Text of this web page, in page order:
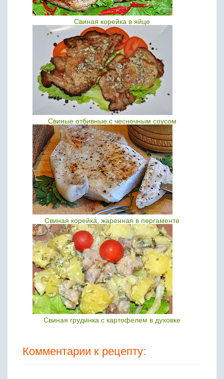
Свиная корейка в яйце
Свиные отбивные с чесночным соусом
Свиная корейка, жаренная в пергаменте
Свиная грудинка с картофелем в духовке
Комментарии к рецепту: